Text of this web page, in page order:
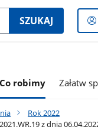
SZUKAJ
Co robimy Załatw
Rok 2022
z dnia